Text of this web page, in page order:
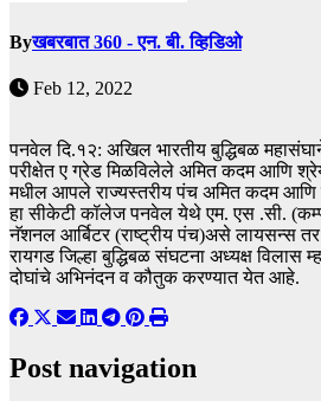
Byखबरबात 360 - एन. बी. व्हिडिओ
Feb 12, 2022
पनवेल दि.१२: अखिल भारतीय बुद्धिबळ
परीक्षेत ए ग्रेड मिळविलेले अमित कदम आणि
मधील आपले राज्यस्तरीय पंच अमित कदम आणि
हा सीकेटी कॉलेज पनवेल येथे एम. एस .सी.
नॅशनल आर्बिटर (राष्ट्रीय पंच)असे लायसन्स
रायगड जिल्हा बुद्धिबळ संघटना अध्यक्ष
दोघांचे अभिनंदन व कौतुक करण्यात येत आहे.
Post navigation